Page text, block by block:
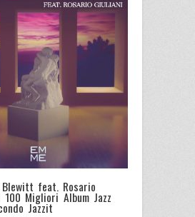
feat. Rosario
Migliori Album Jazz
Jazzit